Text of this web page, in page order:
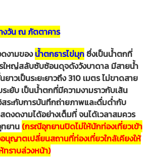
งวัน ณ ภัตตาคาร
งามของน้ำตกธารไข่มุก ซึ่งเป็นน้ำตกที่
ใหญ่สลับซับซ้อนดุจดังวังบาดาล มีสายน้ำ
าวเป็นระยะยาวถึง 310 เมตร ไม่ขาดสาย
ระยับ เป็นน้ำตกที่มีความงามราวกับเส้น
สระกับการบันทึกถ่ายภาพและดื่มด่ำกับ
ดงดงามได้อย่างเต็มที่ จนได้เวลาสมควร
ยาน (กรณีอุทยานปิดไม่ให้นักท่องเที่ยวเข้า
นุญาตเปลี่ยนสถานที่ท่องเที่ยวใกล้เคียงให้
ทราบล่วงหน้า)